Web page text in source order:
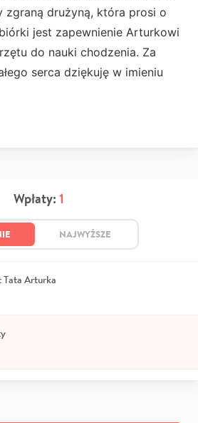
zgraną drużyną, która prosi o
jest zapewnienie Arturkowi
do nauki chodzenia. Za
serca dziękuję w imieniu
Wpłaty: 1
NAJWYŻSZE
Tata Arturka